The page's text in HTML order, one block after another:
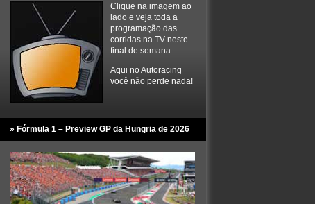
Clique na imagem ao
lado e veja toda a
programação das
corridas na TV neste
final de semana.
Aqui no Autoracing
você não perde nada!
» Fórmula 1 – Preview GP da Hungria de 2026